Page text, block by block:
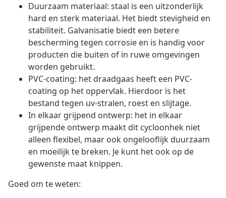
Duurzaam materiaal: staal is een uitzonderlijk
hard en sterk materiaal. Het biedt stevigheid en
stabiliteit. Galvanisatie biedt een betere
bescherming tegen corrosie en is handig voor
producten die buiten of in ruwe omgevingen
worden gebruikt.
PVC-coating: het draadgaas heeft een PVC-
coating op het oppervlak. Hierdoor is het
bestand tegen uv-stralen, roest en slijtage.
In elkaar grijpend ontwerp: het in elkaar
grijpende ontwerp maakt dit cycloonhek niet
alleen flexibel, maar ook ongelooflijk duurzaam
en moeilijk te breken. Je kunt het ook op de
gewenste maat knippen.
Goed om te weten: